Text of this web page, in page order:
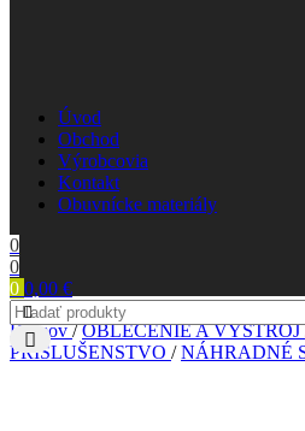
Úvod
Obchod
Výrobcovia
Kontakt
Obuvnícke materiály
0
0
0 0,00 €
Domov/ OBLEČENIE A VÝSTROJ
PRÍSLUŠENSTVO / NÁHRADNÉ